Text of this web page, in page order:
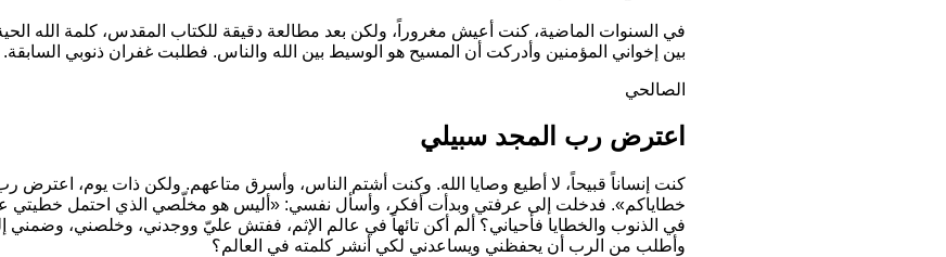
في السنوات الماضية، كنت أعيش مغروراً، ولكن بعد مطالعة دقيقة للكتاب المقدس، كلمة الله
بين إخواني المؤمنين وأدركت أن المسيح هو الوسيط بين الله والناس. فطلبت غفران ذنوبي
الصالحي
اعترض رب المجد سبيلي
كنت إنساناً قبيحاً، لا أطيع وصايا الله. وكنت أشتم الناس، وأسرق متاعهم. ولكن ذات يوم، اعترض
خطاياكم». فدخلت إلى عرفتي وبدأت أفكر، وأسأل نفسي: «أليس هو مخلّصي الذي احتمل خطيتي
في الذنوب والخطايا فأحياني؟ ألم أكن تائهاً في عالم الإثم، ففتش عليّ ووجدني، وخلصني، وضمني
وأطلب من الرب أن يحفظني ويساعدني لكي أنشر كلمته في العالم؟